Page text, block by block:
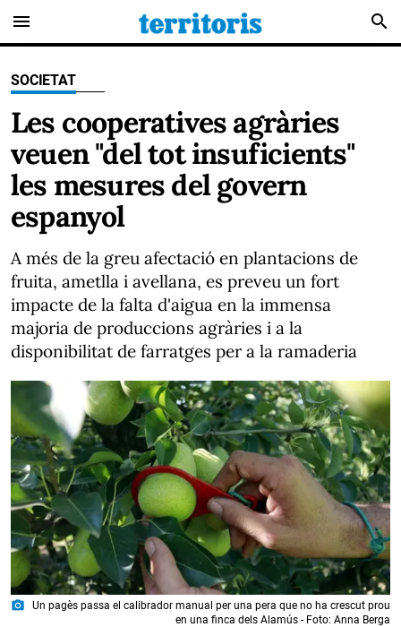
menu search
SOCIETAT
Les cooperatives agràries
veuen "del tot insuficients"
les mesures del govern
espanyol
A més de la greu afectació en plantacions de
fruita, ametlla i avellana, es preveu un fort
impacte de la falta d'aigua en la immensa
majoria de produccions agràries i a la
disponibilitat de farratges per a la ramaderia
photo_camera
Un pagès passa el calibrador manual per una pera que no ha crescut prou
en una finca dels Alamús - Foto: Anna Berga